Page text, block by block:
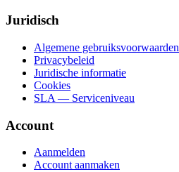
Juridisch
Algemene gebruiksvoorwaarden
Privacybeleid
Juridische informatie
Cookies
SLA — Serviceniveau
Account
Aanmelden
Account aanmaken